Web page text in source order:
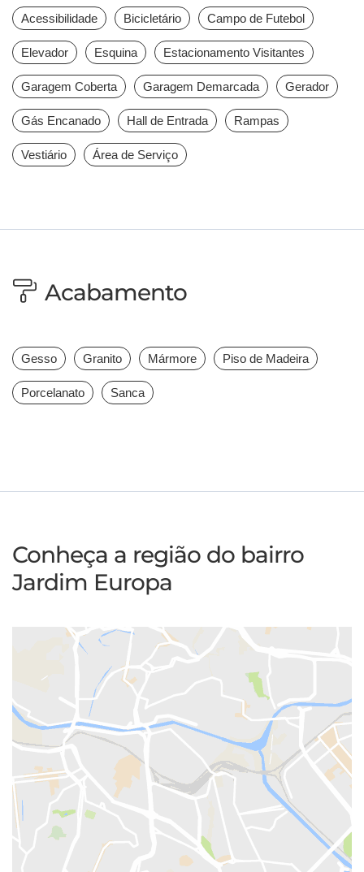
Acessibilidade Bicicletário Campo de Futebol
Elevador Esquina Estacionamento Visitantes
Garagem Coberta Garagem Demarcada Gerador
Gás Encanado Hall de Entrada Rampas
Vestiário Área de Serviço
Acabamento
Gesso Granito Mármore Piso de Madeira
Porcelanato Sanca
Conheça a região do bairro
Jardim Europa